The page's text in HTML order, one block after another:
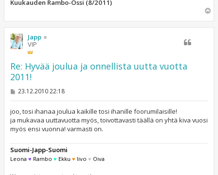
Kuukauden Rambo-Ossi (8/2011)
ö
Japp
VIP
Re: Hyvää joulua ja onnellista uutta vuotta
2011!
V
s
t
i
23.12.2010 22:18
joo, tosi ihanaa joulua kaikille tosi ihanille foorumilaisille!
ja mukavaa uuttavuotta myös, toivottavasti täällä on yhtä kiva vuosi
myös ensi vuonna! varmasti on.
Suomi-Japp-Suomi
Leona ♥ Rambo ♥ Ekku ♥ Iivo ♥ Oiva